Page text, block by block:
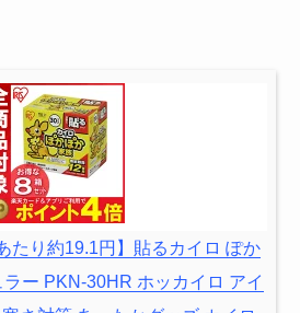
たり約19.1円】貼るカイロ ぽか
ー PKN-30HR ホッカイロ アイ